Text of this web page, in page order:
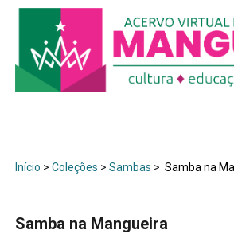
Início > Coleções > Sambas > Samba na
Samba na Mangueira